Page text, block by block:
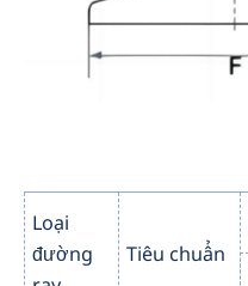
Loại
đường
Tiêu chuẩn